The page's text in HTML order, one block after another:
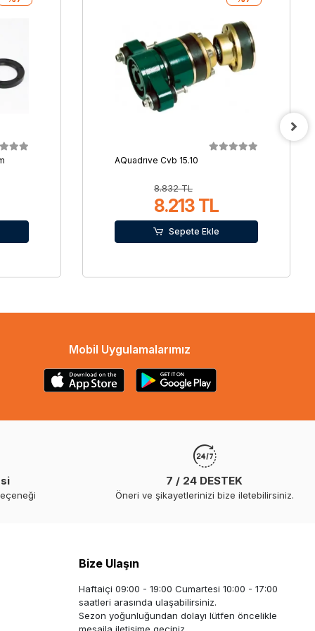
AQuadrıve Cvb 15.10
8.832 TL
8.213 TL
Sepete Ekle
Mobil Uygulamalarımız
7 / 24 DESTEK
Öneri ve şikayetlerinizi bize iletebilirsiniz.
Bize Ulaşın
Haftaiçi 09:00 - 19:00 Cumartesi 10:00 - 17:00
saatleri arasında ulaşabilirsiniz.
Sezon yoğunluğundan dolayı lütfen öncelikle